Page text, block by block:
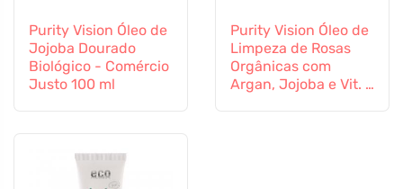
Purity Vision Óleo de
Jojoba Dourado
Biológico - Comércio
Justo 100 ml
Purity Vision Óleo de
Limpeza de Rosas
Orgânicas com
Argan, Jojoba e Vit. E